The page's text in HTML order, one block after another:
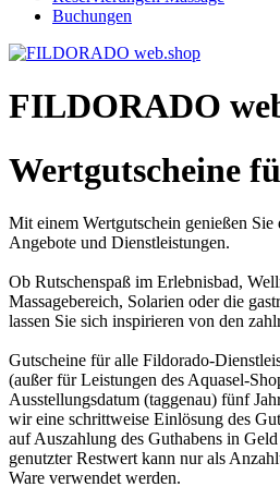
Buchungen
FILDORADO
Wertgutscheine
Mit einem Wertgutschein genießen
Angebote und Dienstleistungen.
Ob Rutschenspaß im Erlebnisbad,
Massagebereich, Solarien oder die
lassen Sie sich inspirieren von den
Gutscheine für alle Fildorado-
(außer für Leistungen des Aquasel-
Ausstellungsdatum (taggenau) fünf
wir eine schrittweise Einlösung des
auf Auszahlung des Guthabens in
genutzter Restwert kann nur als
Ware verwendet werden.